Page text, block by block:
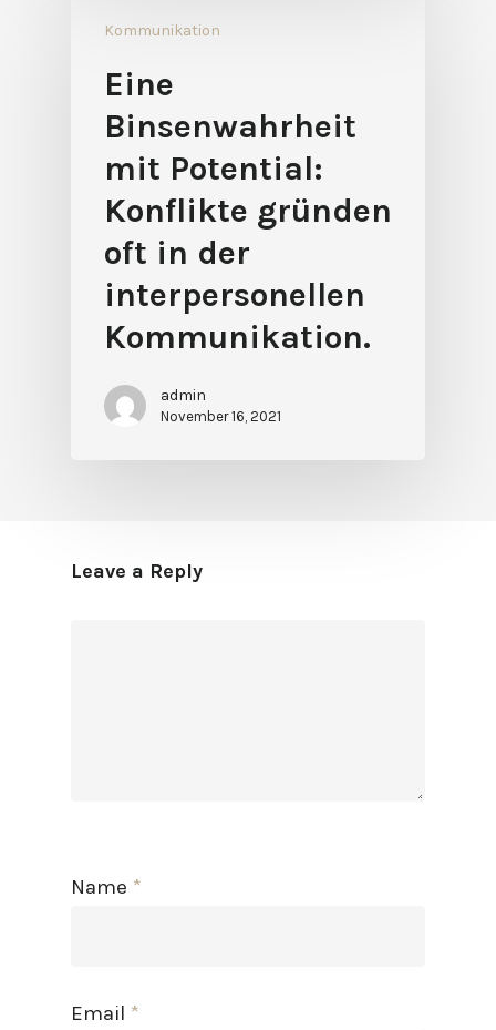
Kommunikation
Eine
Binsenwahrheit
mit Potential:
Konflikte gründen
oft in der
interpersonellen
Kommunikation.
admin
November 16, 2021
Leave a Reply
Name *
Email *